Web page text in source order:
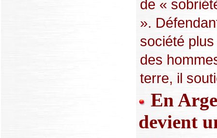
de «
».
société
des
terre, il
En
devient